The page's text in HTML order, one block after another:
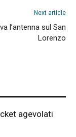
Next article
l’antenna sul San
Lorenzo
agevolati